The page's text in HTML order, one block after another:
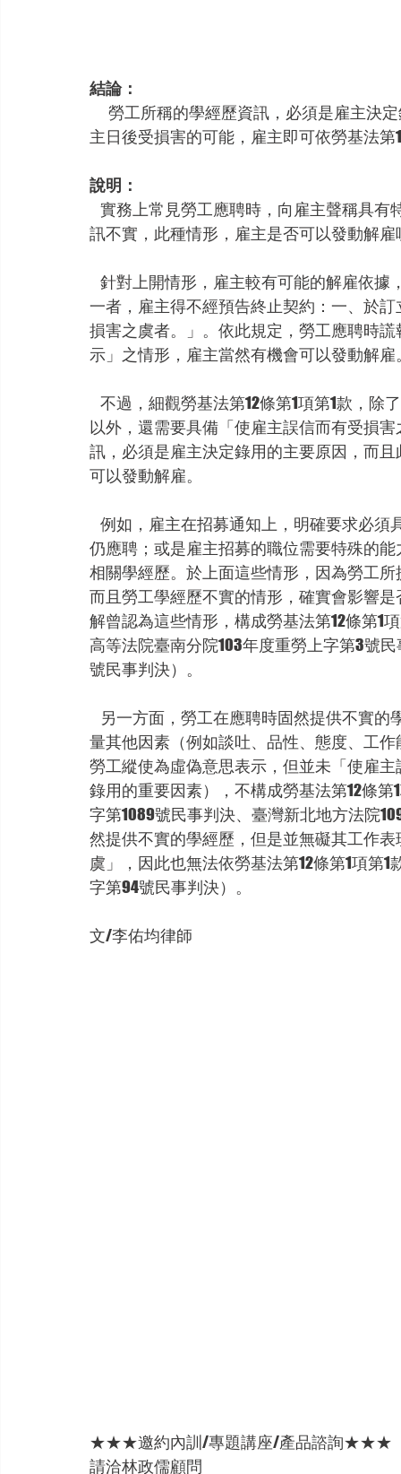
結論：
主日後受損害的可能，雇主即可依勞基法第
說明：
訊不實，此種情形，雇主是否可以發動解雇
一者，雇主得不經預告終止契約：一、於
損害之虞者。」。依此規定，勞工應聘時
示」之情形，雇主當然有機會可以發動解雇
以外，還需要具備「使雇主誤信而有受損
訊，必須是雇主決定錄用的主要原因，而
可以發動解雇。
仍應聘；或是雇主招募的職位需要特殊的
相關學經歷。於上面這些情形，因為勞工
而且勞工學經歷不實的情形，確實會影響
解曾認為這些情形，構成勞基法第12條第1
高等法院臺南分院103年度重勞上字第3號
號民事判決）。
量其他因素（例如談吐、品性、態度、工
勞工縱使為虛偽意思表示，但並未「使雇
錄用的重要因素），不構成勞基法第12條
字第1089號民事判決、臺灣新北地方法院
然提供不實的學經歷，但是並無礙其工作
虞」，因此也無法依勞基法第12條第1項第
字第94號民事判決）。
文/李佑均律師
★★★邀約內訓/專題講座/產品諮詢★★★
請洽林政儒顧問